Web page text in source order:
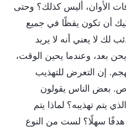
الأوان، أليس كذلك؟ وحتى
أن تكون يقظًا في جميع
لك لا يعني أنه لا يريد
بعد، وعندما يحين الوقت،
إن التعرض للتهذيب
بعض الناس يقولون
يتم تهذيبه؟ لماذا يتم
هدفًا سهلًا؟ لست من النوع